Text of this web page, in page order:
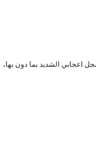
الشديد بما دون بها،